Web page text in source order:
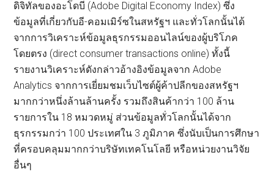
ดิจิทัลของอะโดบี (Adobe Digital Economy Index) ซึ่ง
ข้อมูลที่เกี่ยวกับอี-คอมเมิร์ซในสหรัฐฯ และทั่วโลกนั้นได้
จากการวิเคราะห์ข้อมูลธุรกรรมออนไลน์ของผู้บริโภค
โดยตรง (direct consumer transactions online) ทั้งนี้
รายงานวิเคราะห์ดังกล่าวอ้างอิงข้อมูลจาก Adobe
Analytics จากการเยี่ยมชมเว็บไซต์ผู้ค้าปลีกของสหรัฐฯ
มากกว่าหนึ่งล้านล้านครั้ง รวมถึงสินค้ากว่า 100 ล้าน
รายการใน 18 หมวดหมู่ ส่วนข้อมูลทั่วโลกนั้นได้จาก
ธุรกรรมกว่า 100 ประเทศใน 3 ภูมิภาค ซึ่งนับเป็นการศึกษา
ที่ครอบคลุมมากกว่าบริษัทเทคโนโลยี หรือหน่วยงานวิจัย
อื่นๆ